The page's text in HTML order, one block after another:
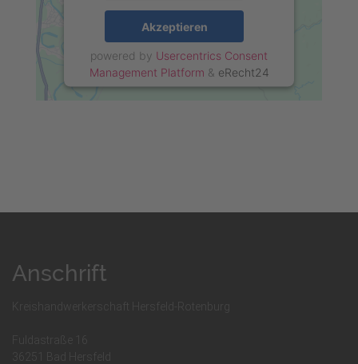
Akzeptieren
powered by Usercentrics Consent
Management Platform & eRecht24
Anschrift
Kreishandwerkerschaft Hersfeld-Rotenburg
Fuldastraße 16
36251 Bad Hersfeld